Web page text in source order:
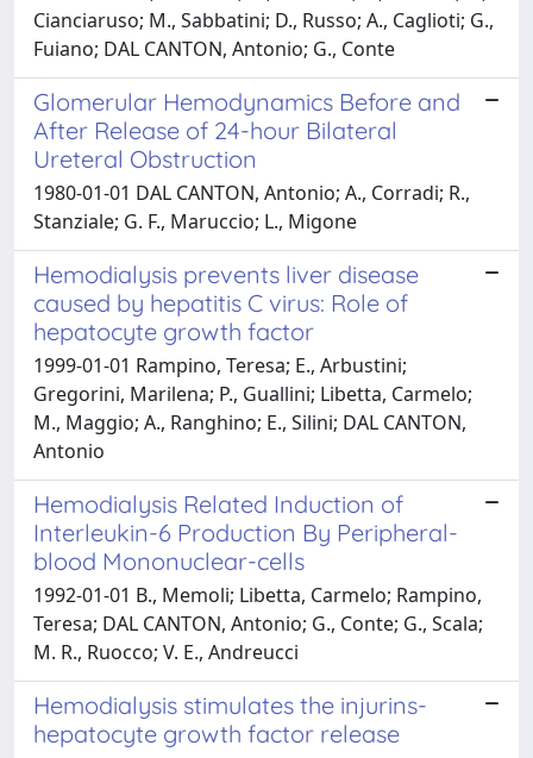
Cianciaruso; M., Sabbatini; D., Russo; A., Caglioti; G.,
Fuiano; DAL CANTON, Antonio; G., Conte
Glomerular Hemodynamics Before and
After Release of 24-hour Bilateral
Ureteral Obstruction
1980-01-01 DAL CANTON, Antonio; A., Corradi; R.,
Stanziale; G. F., Maruccio; L., Migone
Hemodialysis prevents liver disease
caused by hepatitis C virus: Role of
hepatocyte growth factor
1999-01-01 Rampino, Teresa; E., Arbustini;
Gregorini, Marilena; P., Guallini; Libetta, Carmelo;
M., Maggio; A., Ranghino; E., Silini; DAL CANTON,
Antonio
Hemodialysis Related Induction of
Interleukin-6 Production By Peripheral-
blood Mononuclear-cells
1992-01-01 B., Memoli; Libetta, Carmelo; Rampino,
Teresa; DAL CANTON, Antonio; G., Conte; G., Scala;
M. R., Ruocco; V. E., Andreucci
Hemodialysis stimulates the injurins-
hepatocyte growth factor release